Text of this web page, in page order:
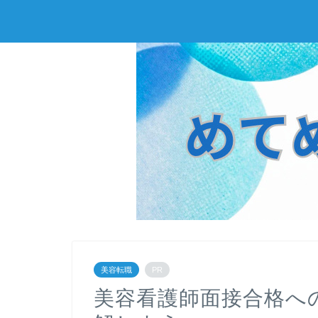
美容転職 PR
美容看護師面接合格へ